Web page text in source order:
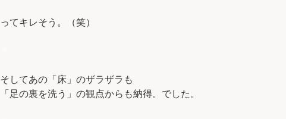
ってキレそう。（笑）
そしてあの「床」のザラザラも
「足の裏を洗う」の観点からも納得。でした。